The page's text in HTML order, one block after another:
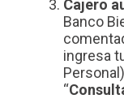
Cajero
Banco
ingresa
“